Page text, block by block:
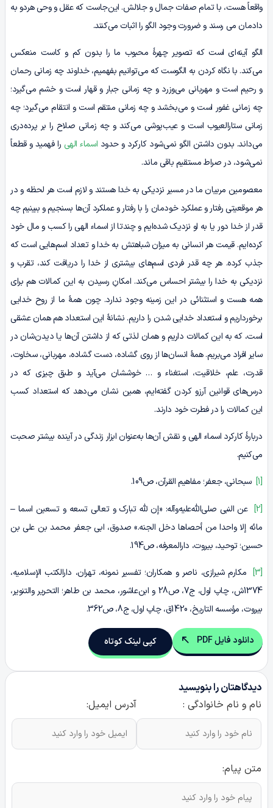
واقعاً هست، با تمام صفات جمال و جلالش. این‌جاست که عقل و وحی هردو به
دادمان می رسند و ضرورت وجود الگو را اثبات می‌کنند.
الگو آینه‌ای است که تصویر چهرۀ محبوب ما را بدون کم و کاست منعکس
می‌کند. با نگاه کردن به الگوست که می‌توانیم بفهمیم، خداوند چه زمانی رحمان
و رحیم است و مهربانی می‌وزرد و چه زمانی جبار و قهار است و خشم می‌گیرد؛
چه زمانی غفور است و می‌بخشد و چه زمانی منتقم است و انتقام می‌گیرد؛ چه
زمانی ستارالعیوب است و عیب‌پوشی می‌کند و چه زمانی صلاح را بر پرده‌دری
می‌داند. بدون داشتن الگو نمی‌شود کارکرد و حدود اسماء الهی را فهمید و قطعاً
نمی‌شود، در صراط مستقیم باقی ماند.
معصومین مربیان ما در مسیر نزدیکی به خدا هستند و لازم است هر لحظه و در
هر موقعیتی رفتار و عملکرد خودمان را با رفتار و عملکرد آن‌ها بسنجیم و ببینیم چه
قدر از خدا دور یا به او نزدیک شده‌ایم و چندتا از اسماء الهی را کسب و مال خود
کرده‌ایم. قیمت هر انسانی به میزان شباهتش به خدا و تعداد اسم‌هایی است که
جذب کرده. هر چه قدر فردی اسم‌های بیشتری از خدا را دریافت کند، تقرب و
نزدیکی به خدا را بیشتر احساس می‌کند. امکانِ رسیدن به این کمالات هم برای
همه هست و استثنائی در این زمینه وجود ندارد. چون همۀ ما از روح خدایی
برخورداریم و استعداد خدایی شدن را داریم. نشانۀ این استعداد هم همان عشقی
است، که به این کمالات داریم و همان لذتی که از داشتن آن‌ها یا دیدن‌شان در
سایر افراد می‌بریم. همۀ انسان‌ها از روی گشاده، دست گشاده، مهربانی، سخاوت،
قدرت، علم، خلاقیت، استغناء و … خوششان می‌آید و طبق چیزی که در
درس‌های قوانین آرزو کردن گفته‌ایم، همین نشان می‌دهد که استعداد کسب
این کمالات را در فطرت خود دارند.
دربارۀ کارکرد اسماء الهی و نقش آن‌ها به‌عنوان ابزار زندگی در آینده بیشتر صحبت
می‌کنیم.
[1] سبحانی، جعفر؛ مفاهیم القرآن، ص109.
[2]
عن النبی صلی‌الله‌علیه‌وآله: «إن لله تبارک و تعالی تسعه و تسعین اسما –
مائه إلا واحدا من أحصاها دخل الجنه.» صدوق، ابی جعفر محمد بن علی بن
حسین؛ توحید، بیروت، دارالمعرفه، ص194.
[3]
مکارم شیرازی، ناصر و همکاران؛ تفسیر نمونه، تهران، دارالکتب الإسلامیه،
1374ش‌، چاپ اول، ج‌7، ص28 و ابن‌عاشور، محمد بن‌ طاهر؛ التحریر والتنویر،
بیروت، مؤسسه التاریخ، 1420ق، چاپ اول، ج‌8، ص362.
دانلود فایل PDF کپی لینک کوتاه
دیدگاهتان را بنویسید
نام و نام خانوادگی :
آدرس ایمیل:
متن پیام: